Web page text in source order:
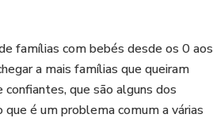
famílias com bebés desde os 0 aos
a mais famílias que queiram
que são alguns dos
é um problema comum a várias